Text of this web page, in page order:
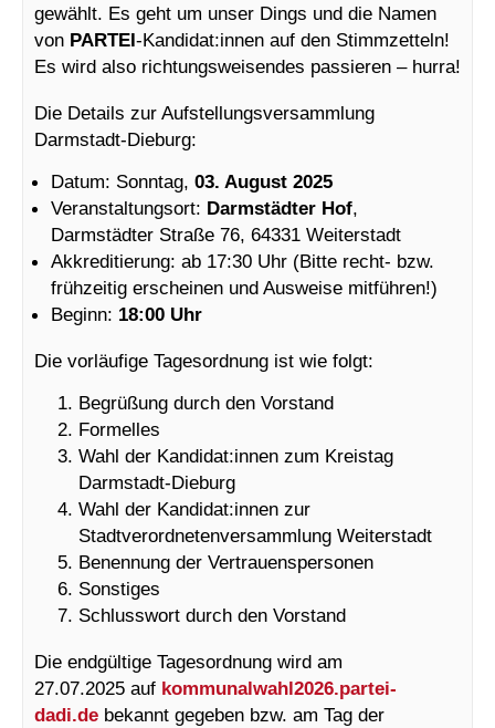
gewählt. Es geht um unser Dings und die Namen
von PARTEI-Kandidat:innen auf den Stimmzetteln!
Es wird also richtungsweisendes passieren – hurra!
Die Details zur Aufstellungsversammlung
Darmstadt-Dieburg:
Datum: Sonntag, 03. August 2025
Veranstaltungsort: Darmstädter Hof,
Darmstädter Straße 76, 64331 Weiterstadt
Akkreditierung: ab 17:30 Uhr (Bitte recht- bzw.
frühzeitig erscheinen und Ausweise mitführen!)
Beginn: 18:00 Uhr
Die vorläufige Tagesordnung ist wie folgt:
Begrüßung durch den Vorstand
Formelles
Wahl der Kandidat:innen zum Kreistag
Darmstadt-Dieburg
Wahl der Kandidat:innen zur
Stadtverordnetenversammlung Weiterstadt
Benennung der Vertrauenspersonen
Sonstiges
Schlusswort durch den Vorstand
Die endgültige Tagesordnung wird am
27.07.2025 auf kommunalwahl2026.partei-
dadi.de bekannt gegeben bzw. am Tag der